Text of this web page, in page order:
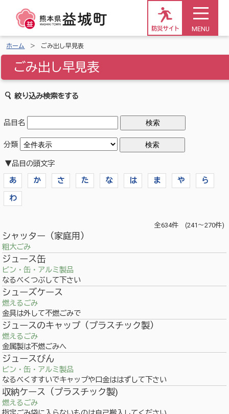
防災サイト MENU
ホーム ごみ出し早見表
ごみ出し早見表
絞り込み検索をする
品目名
分類
▼品目の頭文字
あ
か さ た な は ま や ら
わ
全634件 (241～270件)
シャッター（家庭用）
粗大ごみ
ジュース缶
ビン・缶・アルミ製品
なるべくつぶして下さい
シューズケース
燃えるごみ
金具は外して不燃ごみで
ジュースのキャップ（プラスチック製）
燃えるごみ
金属製は不燃ごみへ
ジュースびん
ビン・缶・アルミ製品
なるべくすすいでキャップや口金ははずして下さい
収納ケース（プラスチック製)
燃えるごみ